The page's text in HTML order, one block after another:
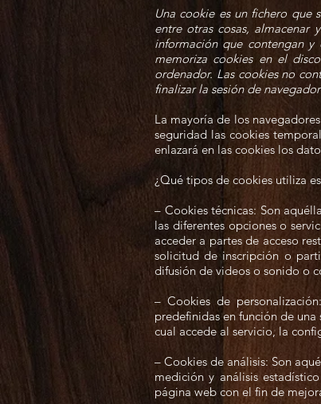
Una cookie es un fichero que
entre otras cosas,
información que contengan
memoriza cookies en el
ordenador. Las cookies no
finalizar la sesión de
La mayoría de los
seguridad las cookies
enlazará en las cookies los
¿Qué tipos de cookies utiliza
– Cookies técnicas: Son
las diferentes opciones o
acceder a partes de acceso
solicitud de inscripción o
difusión de videos o sonido o
– Cookies de
predefinidas en función de
cual accede al servicio, la
– Cookies de análisis: Son
medición y análisis
página web con el fin de